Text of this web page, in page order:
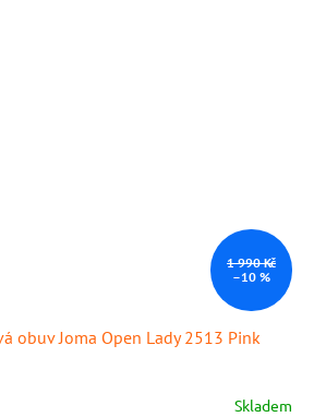
1 990 Kč
–10 %
obuv Joma Open Lady 2513 Pink
Skladem